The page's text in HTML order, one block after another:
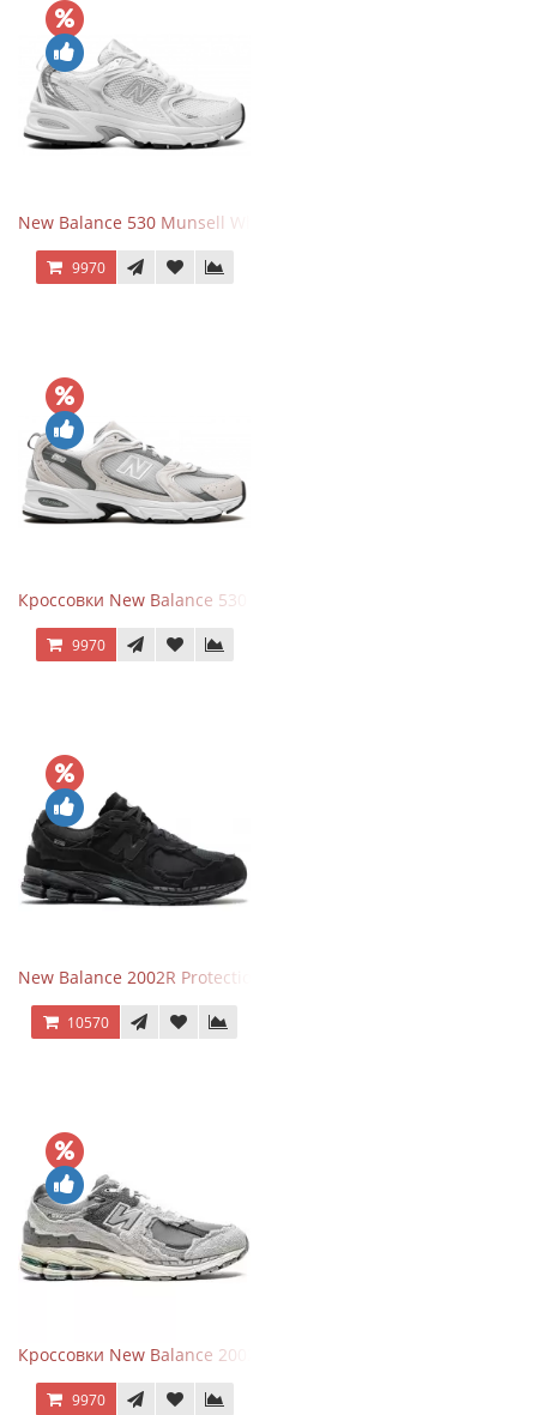
New Balance 530 Munsell White Silver
9970
Кроссовки New Balance 530 Grey Matter Harbor Grey
9970
New Balance 2002R Protection Phantom Black
10570
Кроссовки New Balance 2002R Protection Pack Grey
9970